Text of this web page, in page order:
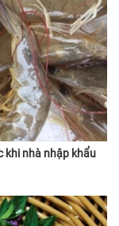
khi nhà nhập khẩu